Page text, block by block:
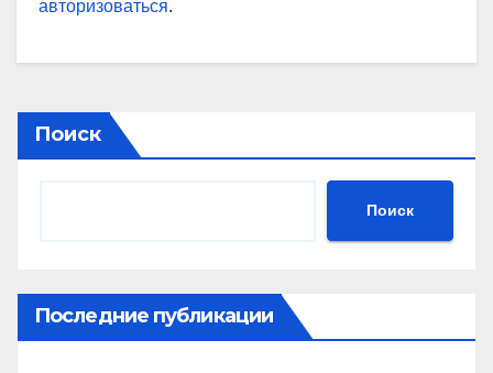
авторизоваться.
Поиск
Поиск
Последние публикации